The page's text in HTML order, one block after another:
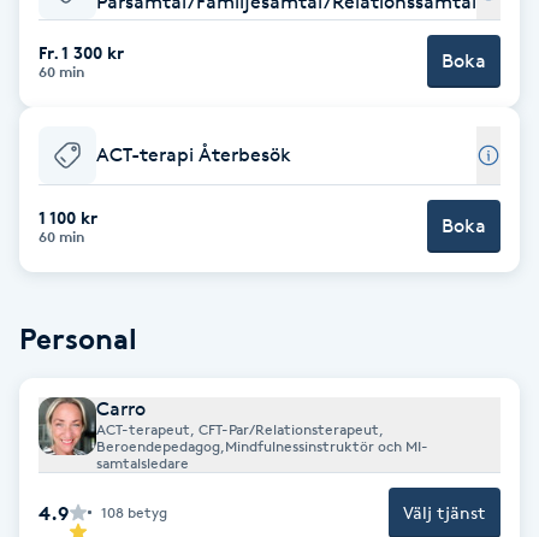
Babylights
Balayage
Barber
Blowout
Bottenfärg
Fr. 1 300 kr
60 min Boka
ACT-terapi Återbesök
1 100 kr
60 min Boka
Personal
Carro
ACT-terapeut, CFT-Par/Relationsterapeut,
Beroendepedagog,Mindfulnessinstruktör och MI-
samtalsledare
4.9 108 betyg Välj tjänst